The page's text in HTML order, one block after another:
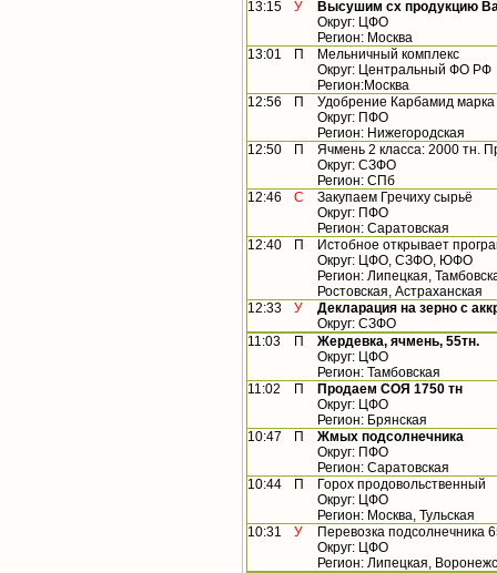
13:15
У
Высушим сх продукцию
Округ: ЦФО
Регион: Москва
13:01
П
Мельничный комплекс
Округ: Центральный ФО РФ
Регион:Москва
12:56
П Удобрение Карбамид
Округ: ПФО
Регион: Нижегородская
12:50
П Ячмень 2 класса: 2000 тн.
Округ: СЗФО
Регион: СПб
12:46
С
Закупаем Гречиху сырьё
Округ: ПФО
Регион: Саратовская
12:40
П
Истобное открывает
Округ: ЦФО, СЗФО, ЮФО
Регион: Липецкая,
Ростовская, Астраханская
12:33
У
Декларация на зерно с
Округ: СЗФО
11:03
П Жердевка, ячмень, 55тн.
Округ: ЦФО
Регион: Тамбовская
11:02
П
Продаем СОЯ 1750 тн
Округ: ЦФО
Регион: Брянская
10:47
П Жмых подсолнечника
Округ: ПФО
Регион: Саратовская
10:44
П
Горох продовольственный
Округ: ЦФО
Регион: Москва, Тульская
10:31
У
Перевозка подсолнечника
Округ: ЦФО
Регион: Липецкая,